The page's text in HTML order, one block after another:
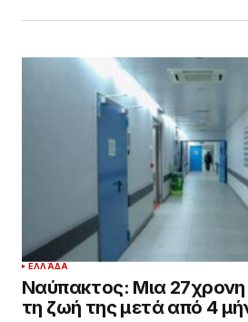
ΕΛΛΆΔΑ
Ναύπακτος: Μια 27χρονη
τη ζωή της μετά από 4